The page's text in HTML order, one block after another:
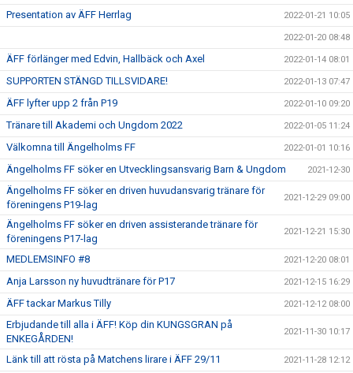
Presentation av ÄFF Herrlag 2022-01-21 10:05
2022-01-20 08:48
ÄFF förlänger med Edvin, Hallbäck och Axel 2022-01-14 08:01
SUPPORTEN STÄNGD TILLSVIDARE! 2022-01-13 07:47
ÄFF lyfter upp 2 från P19 2022-01-10 09:20
Tränare till Akademi och Ungdom 2022 2022-01-05 11:24
Välkomna till Ängelholms FF 2022-01-01 10:16
Ängelholms FF söker en Utvecklingsansvarig Barn & Ungdom 2021-12-30
Ängelholms FF söker en driven huvudansvarig tränare för
föreningens P19-lag
2021-12-29 09:00
Ängelholms FF söker en driven assisterande tränare för
föreningens P17-lag
2021-12-21 15:30
MEDLEMSINFO #8 2021-12-20 08:01
Anja Larsson ny huvudtränare för P17 2021-12-15 16:29
ÄFF tackar Markus Tilly 2021-12-12 08:00
Erbjudande till alla i ÄFF! Köp din KUNGSGRAN på
ENKEGÅRDEN!
2021-11-30 10:17
Länk till att rösta på Matchens lirare i ÄFF 29/11 2021-11-28 12:12